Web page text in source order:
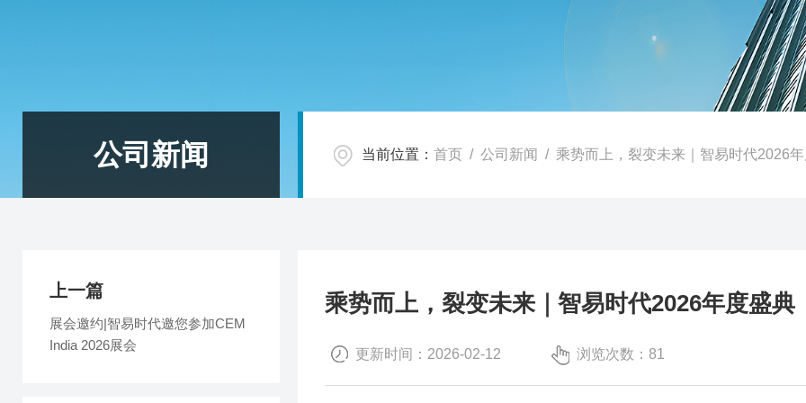
公司新闻 当前位置： 首页 / 公司新闻 / 乘势而上，裂变未来｜智易时代2026
乘势而上，裂变未来｜智易时代2026年度盛典
更新时间：2026-02-12 浏览次数：81
上一篇
展会邀约|智易时代邀您参加CEM
India 2026展会